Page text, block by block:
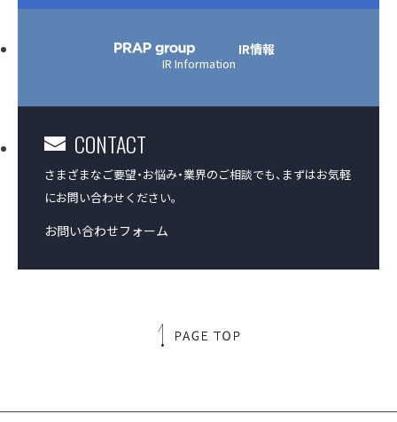
IR情報
IR Information
CONTACT
さまざまなご要望・お悩み・業界のご相談でも、 まずはお気軽
にお問い合わせください。
お問い合わせフォーム